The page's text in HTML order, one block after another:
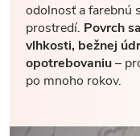
odolnosť a farebnú
prostredí. Povrch
vlhkosti, bežnej
opotrebovaniu–
po mnoho rokov.